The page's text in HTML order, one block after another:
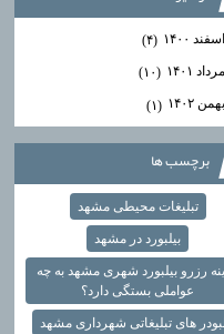
اسفند ۱۴۰۰
(۴)
مرداد ۱۴۰۱
(۱۰)
بهمن ۱۴۰۲
(۱)
برچسب ها
تبلیغات محیطی مشهد
بیلبورد در مشهد
رزرو بیلبورد شهری مشهد به چه
عواملی بستگی دارد؟
های تبلیغاتی شهرداری مشهد